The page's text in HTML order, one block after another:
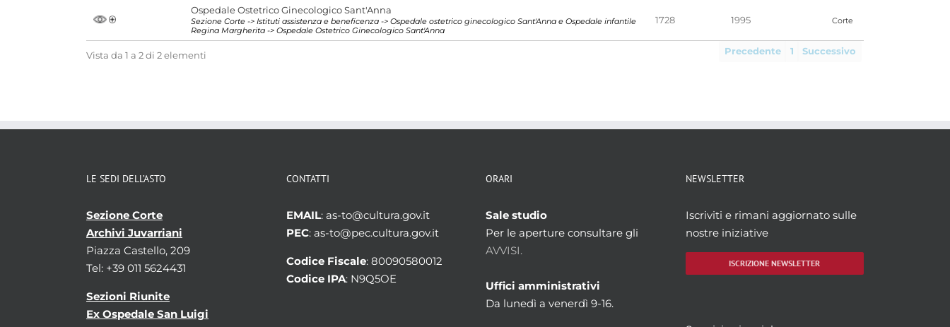
Tipo di archivio
Archivi di enti sanitari
Temi
Sanità pubblica
Ospedale Ostetrico Ginecologico Sant'Anna
Sezione Corte -> Istituti assistenza e beneficenza -> Ospedale ostetrico ginecologico Sant'Anna e Ospedale infantile
Regina Margherita -> Ospedale Ostetrico Ginecologico Sant'Anna
1728 1995 Corte
Vista da 1 a 2 di 2 elementi Precedente 1 Successivo
LE SEDI DELL’ASTO
Sezione Corte
Archivi Juvarriani
Piazza Castello, 209
Tel: +39 011 5624431
Sezioni Riunite
Ex Ospedale San Luigi
CONTATTI
EMAIL: as-to@cultura.gov.it
PEC: as-to@pec.cultura.gov.it
Codice Fiscale: 80090580012
Codice IPA: N9Q5OE
ORARI
Sale studio
Per le aperture consultare gli
AVVISI.
Uffici amministrativi
Da lunedì a venerdì 9-16.
NEWSLETTER
Iscriviti e rimani aggiornato sulle
nostre iniziative
ISCRIZIONE NEWSLETTER